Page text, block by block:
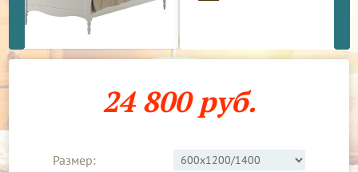
24 800 руб.
Размер: